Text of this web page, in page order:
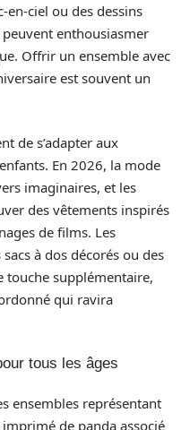
en-ciel ou des dessins
peuvent enthousiasmer
Offrir un ensemble avec
est souvent un
de s’adapter aux
En 2026, la mode
imaginaires, et les
des vêtements inspirés
de films. Les
à dos décorés ou des
touche supplémentaire,
qui ravira
tous les âges
ensembles représentant
de panda associé